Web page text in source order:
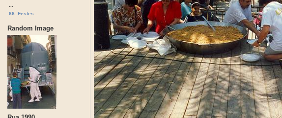
66. Festes...
Random Image